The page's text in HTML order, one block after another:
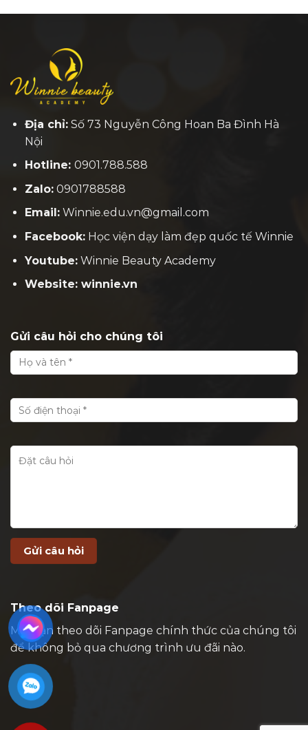
Địa chỉ:Số 73 Nguyễn Công Hoan Ba Đình Hà
Nội
Hotline: 0901.788.588
Zalo:0901788588
Email:Winnie.edu.vn@gmail.com
Facebook:Học viện dạy làm đẹp quốc tế Winnie
Youtube:Winnie Beauty Academy
Website: winnie.vn
Gửi câu hỏi cho chúng tôi
Theo dõi Fanpage
Mời bạn theo dõi Fanpage chính thức của chúng tôi
để không bỏ qua chương trình ưu đãi nào.